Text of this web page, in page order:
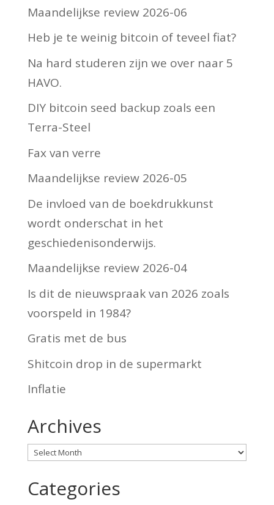
Maandelijkse review 2026-06
Heb je te weinig bitcoin of teveel fiat?
Na hard studeren zijn we over naar 5
HAVO.
DIY bitcoin seed backup zoals een
Terra-Steel
Fax van verre
Maandelijkse review 2026-05
De invloed van de boekdrukkunst
wordt onderschat in het
geschiedenisonderwijs.
Maandelijkse review 2026-04
Is dit de nieuwspraak van 2026 zoals
voorspeld in 1984?
Gratis met de bus
Shitcoin drop in de supermarkt
Inflatie
Archives
Archives
Categories